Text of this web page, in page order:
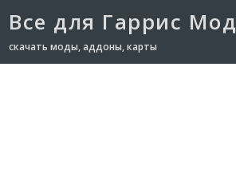
Все для Гаррис Мод
скачать моды, аддоны, карты